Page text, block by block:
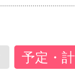
予定・